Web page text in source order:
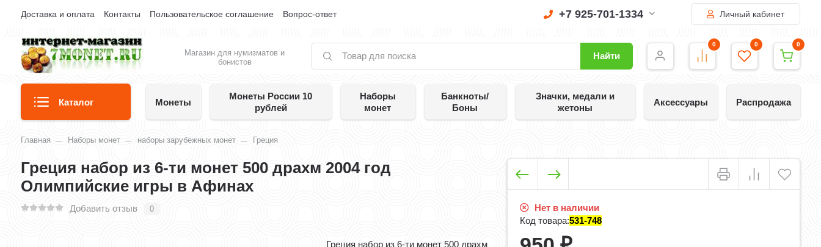
Доставка и оплата Контакты Пользовательское соглашение Вопрос-ответ +7 925-701-1334 Личный кабинет
Магазин для нумизматов и
бонистов
Найти
0 0 0
Каталог Монеты
Монеты России 10
рублей
Наборы
монет
Банкноты/
Боны
Значки, медали и
жетоны
Аксессуары Распродажа
Главная Наборы монет наборы зарубежных монет Греция
Греция набор из 6-ти монет 500 драхм 2004 год
Олимпийские игры в Афинах
Добавить отзыв 0
Греция набор из 6-ти монет 500 драхм
Нет в наличии
Код товара:531-748